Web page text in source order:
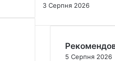
3 Серпня 2026
5 Серпня 2026